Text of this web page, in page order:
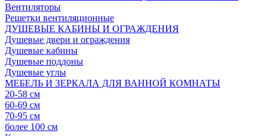
Вентиляторы
Решетки вентиляционные
ДУШЕВЫЕ КАБИНЫ И ОГРАЖДЕНИЯ
Душевые двери и ограждения
Душевые кабины
Душевые поддоны
Душевые углы
МЕБЕЛЬ И ЗЕРКАЛА ДЛЯ ВАННОЙ КОМНАТЫ
20-58 см
60-69 см
70-95 см
более 100 см